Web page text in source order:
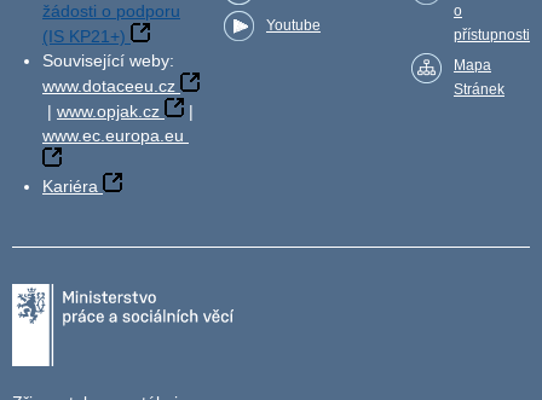
žádosti o podporu
(IS KP21+)
Související weby:
www.dotaceeu.cz
| www.opjak.cz
|
www.ec.europa.eu
Kariéra
Youtube
o
přístupnosti
Mapa
Stránek